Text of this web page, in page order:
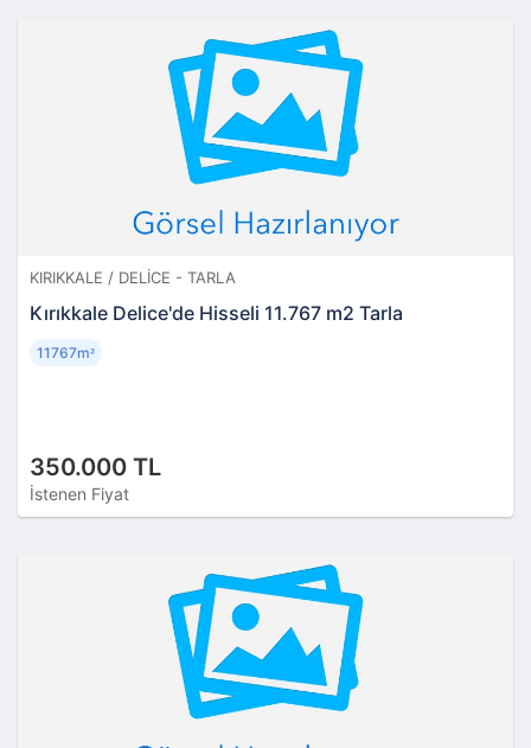
KIRIKKALE / DELICE - TARLA
Kırıkkale Delice'de Hisseli 11.767 m2 Tarla
350.000 TL
İstenen Fiyat
11767m²